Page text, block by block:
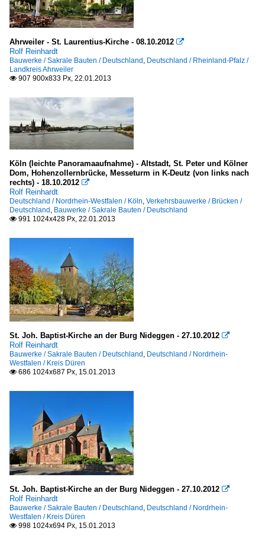
Ahrweiler - St. Laurentius-Kirche - 08.10.2012 
Rolf Reinhardt
Bauwerke / Sakrale Bauten / Deutschland , Deutschland / Rheinland-Pfalz /
Landkreis Ahrweiler
 907 900x833 Px, 22.01.2013
Köln (leichte Panoramaaufnahme) - Altstadt, St. Peter und Kölner
Dom, Hohenzollernbrücke, Messeturm in K-Deutz (von links nach
rechts) - 18.10.2012 
Rolf Reinhardt
Deutschland / Nordrhein-Westfalen / Köln, Verkehrsbauwerke / Brücken /
Deutschland , Bauwerke / Sakrale Bauten / Deutschland
 991 1024x428 Px, 22.01.2013
St. Joh. Baptist-Kirche an der Burg Nideggen - 27.10.2012 
Rolf Reinhardt
Bauwerke / Sakrale Bauten / Deutschland , Deutschland / Nordrhein-
Westfalen / Kreis Düren
 686 1024x687 Px, 15.01.2013
St. Joh. Baptist-Kirche an der Burg Nideggen - 27.10.2012 
Rolf Reinhardt
Bauwerke / Sakrale Bauten / Deutschland , Deutschland / Nordrhein-
Westfalen / Kreis Düren
 998 1024x694 Px, 15.01.2013